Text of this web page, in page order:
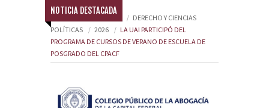
DERECHO Y CIENCIAS
POLÍTICAS
2026
LA UAI PARTICIPÓ DEL
PROGRAMA DE CURSOS DE VERANO DE ESCUELA DE
POSGRADO DEL CPACF
NOTICIA DESTACADA